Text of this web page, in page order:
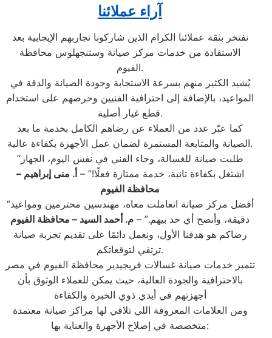
آراء عملائنا
نفتخر بثقة عملائنا الكرام الذين شاركونا تجاربهم الإيجابية بعد
الاستفادة من خدمات مركز صيانة وستنجهلوس محافظة
الفيوم.
يُشيد الكثير منهم بسرعة الاستجابة وجودة الصيانة والدقة في
المواعيد، بالإضافة إلى احترافية الفنيين وحرصهم على استخدام
قطع غيار أصلية.
كما عبّر عدد من العملاء عن رضاهم الكامل بخدمة ما بعد
الصيانة والمتابعة المستمرة لضمان عمل الأجهزة بكفاءة عالية.
“طلبت صيانة للغسالة، وجاء الفني في نفس اليوم، الجهاز
اشتغل بكفاءة تانية، خدمة ممتازة فعلًا!” – أ. منى إبراهيم –
محافظة الفيوم
“أفضل مركز صيانة اتعاملت معاه، مهندسين محترمين ومواعيد
دقيقة، وأنصح أي حد بيهم.” – م. أحمد السيد – محافظة الفيوم
رضاكم هو هدفنا الأول، ونعمل دائمًا على تقديم تجربة صيانة
ترتقي لتوقعاتكم.
تتميز خدمات صيانة غسالات فريجيدير محافظة الفيوم في مصر
بالاحترافية والجودة العالية، حيث يمكن للعملاء الوثوق بأن
أجهزتهم في أيدي ذوي الخبرة والكفاءة
ومن العلامات المعروفة اللي تلاقي لها مراكز صيانة معتمدة
متخصصة في إصلاح الأجهزة والعناية بها: